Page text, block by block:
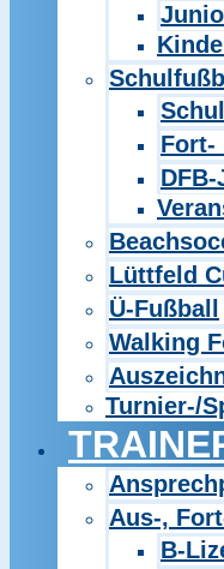
Fort-
Lüttfeld
Ü-Fußball
Walking
Turnier-/
Aus-,
B-